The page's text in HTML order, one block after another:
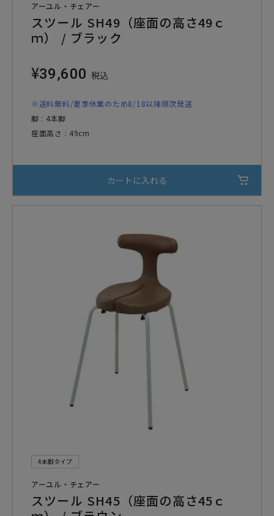
アーユル・チェアー
スツール SH49（座面の高さ49ｃ
ｍ） / ブラック
¥39,600 税込
※送料無料/夏季休業のため8/18以降順次発送
脚 : 4本脚
座面高さ : 49cm
カートに入れる
4本脚タイプ
アーユル・チェアー
スツール SH45（座面の高さ45ｃ